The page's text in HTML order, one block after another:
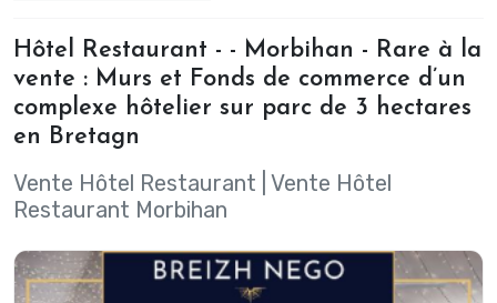
Hôtel Restaurant - - Morbihan - Rare à la
vente : Murs et Fonds de commerce d’un
complexe hôtelier sur parc de 3 hectares
en Bretagn
Vente Hôtel Restaurant Vente Hôtel
Restaurant Morbihan